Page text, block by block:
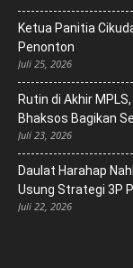
Ketua Panitia
Penonton
Juli 25, 2026
Rutin di Akhir
Bhaksos Bagikan
Juli 23, 2026
Daulat Harahap
Usung Strategi 3P
Juli 22, 2026